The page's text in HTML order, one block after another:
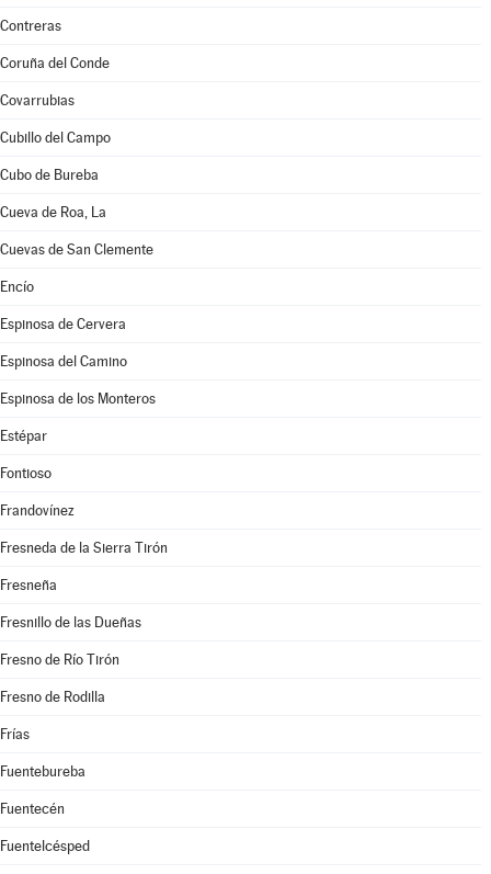
Contreras
Coruña del Conde
Covarrubias
Cubillo del Campo
Cubo de Bureba
Cueva de Roa, La
Cuevas de San Clemente
Encío
Espinosa de Cervera
Espinosa del Camino
Espinosa de los Monteros
Estépar
Fontioso
Frandovínez
Fresneda de la Sierra Tirón
Fresneña
Fresnillo de las Dueñas
Fresno de Río Tirón
Fresno de Rodilla
Frías
Fuentebureba
Fuentecén
Fuentelcésped